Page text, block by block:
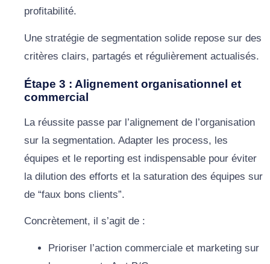
profitabilité.
Une stratégie de segmentation solide repose sur des
critères clairs, partagés et régulièrement actualisés.
Étape 3 : Alignement organisationnel et
commercial
La réussite passe par l’alignement de l’organisation
sur la segmentation. Adapter les process, les
équipes et le reporting est indispensable pour éviter
la dilution des efforts et la saturation des équipes sur
de “faux bons clients”.
Concrètement, il s’agit de :
Prioriser l’action commerciale et marketing sur